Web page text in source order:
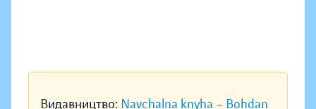
Видавництво: Navchalna knyha – Bohdan